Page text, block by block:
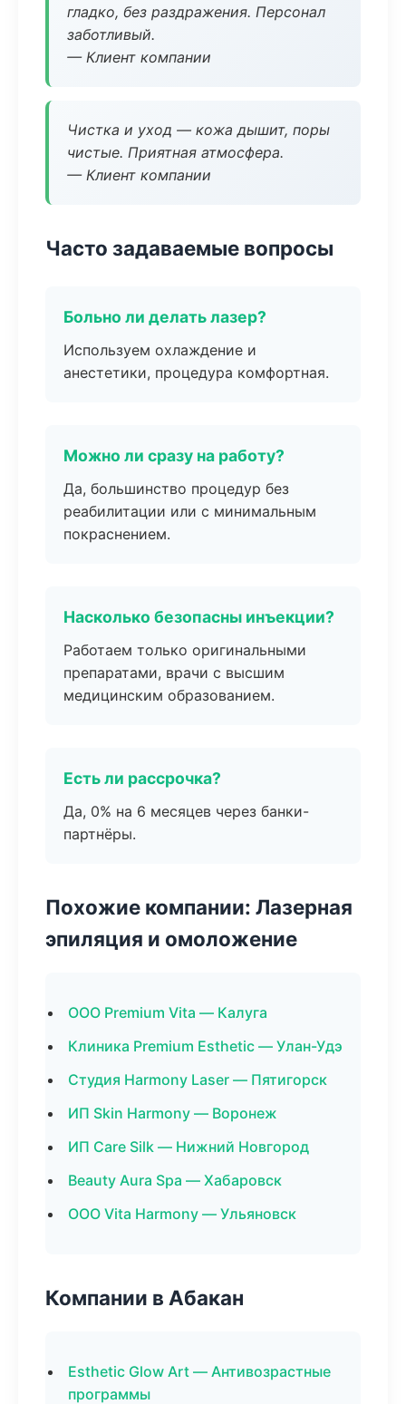
гладко, без раздражения. Персонал
заботливый.
— Клиент компании
Чистка и уход — кожа дышит, поры
чистые. Приятная атмосфера.
— Клиент компании
Часто задаваемые вопросы
Больно ли делать лазер?
Используем охлаждение и
анестетики, процедура комфортная.
Можно ли сразу на работу?
Да, большинство процедур без
реабилитации или с минимальным
покраснением.
Насколько безопасны инъекции?
Работаем только оригинальными
препаратами, врачи с высшим
медицинским образованием.
Есть ли рассрочка?
Да, 0% на 6 месяцев через банки-
партнёры.
Похожие компании: Лазерная
эпиляция и омоложение
ООО Premium Vita — Калуга
Клиника Premium Esthetic — Улан-Удэ
Студия Harmony Laser — Пятигорск
ИП Skin Harmony — Воронеж
ИП Care Silk — Нижний Новгород
Beauty Aura Spa — Хабаровск
ООО Vita Harmony — Ульяновск
Компании в Абакан
Esthetic Glow Art — Антивозрастные
программы